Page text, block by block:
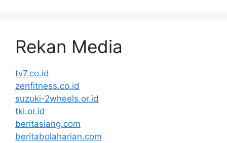
Rekan Media
tv7.co.id
zenfitness.co.id
suzuki-2wheels.or.id
tki.or.id
beritasiang.com
beritabolaharian.com